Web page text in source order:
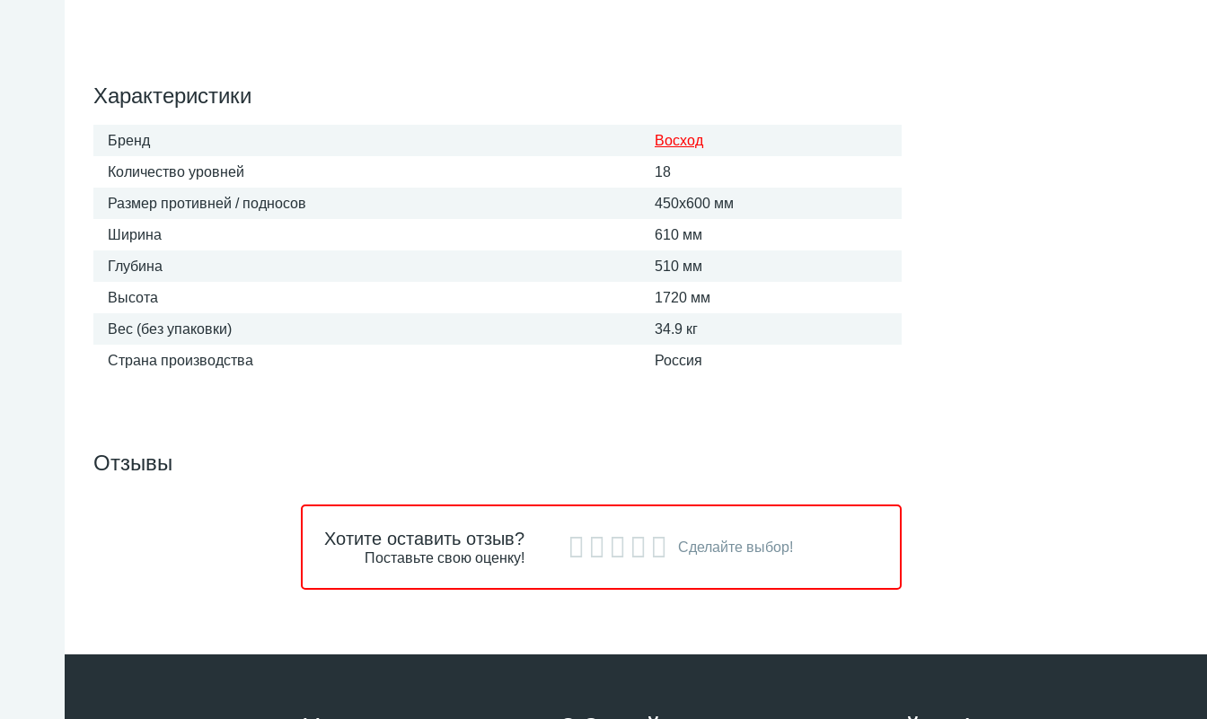
Характеристики
Бренд Восход
Количество уровней 18
Размер противней / подносов 450х600 мм
Ширина 610 мм
Глубина 510 мм
Высота 1720 мм
Вес (без упаковки) 34.9 кг
Страна производства Россия
Отзывы
Хотите оставить отзыв?
Поставьте свою оценку!
Сделайте выбор!